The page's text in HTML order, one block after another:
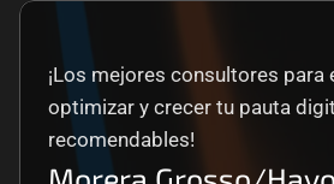
¡Los mejores consultores para
optimizar y crecer tu pauta
recomendables!